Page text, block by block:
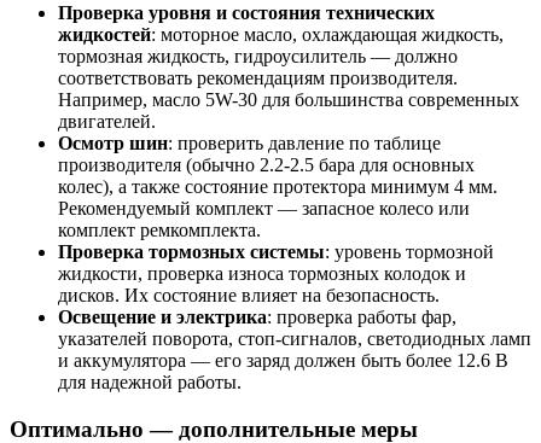
Проверка уровня и состояния технических
жидкостей: моторное масло, охлаждающая жидкость,
тормозная жидкость, гидроусилитель — должно
соответствовать рекомендациям производителя.
Например, масло 5W-30 для большинства современных
двигателей.
Осмотр шин: проверить давление по таблице
производителя (обычно 2.2-2.5 бара для основных
колес), а также состояние протектора минимум 4 мм.
Рекомендуемый комплект — запасное колесо или
комплект ремкомплекта.
Проверка тормозных системы: уровень тормозной
жидкости, проверка износа тормозных колодок и
дисков. Их состояние влияет на безопасность.
Освещение и электрика: проверка работы фар,
указателей поворота, стоп-сигналов, светодиодных ламп
и аккумулятора — его заряд должен быть более 12.6 В
для надежной работы.
Оптимально — дополнительные меры